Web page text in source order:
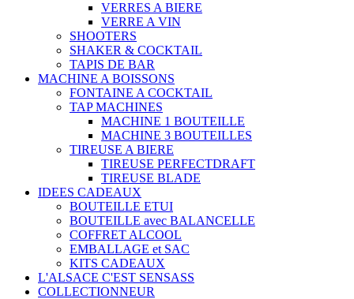
VERRES A BIERE
VERRE A VIN
SHOOTERS
SHAKER & COCKTAIL
TAPIS DE BAR
MACHINE A BOISSONS
FONTAINE A COCKTAIL
TAP MACHINES
MACHINE 1 BOUTEILLE
MACHINE 3 BOUTEILLES
TIREUSE A BIERE
TIREUSE PERFECTDRAFT
TIREUSE BLADE
IDEES CADEAUX
BOUTEILLE ETUI
BOUTEILLE avec BALANCELLE
COFFRET ALCOOL
EMBALLAGE et SAC
KITS CADEAUX
L'ALSACE C'EST SENSASS
COLLECTIONNEUR